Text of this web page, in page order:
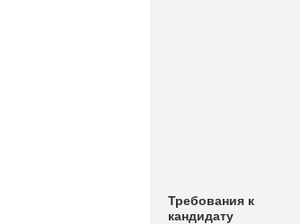
Требования к
кандидату